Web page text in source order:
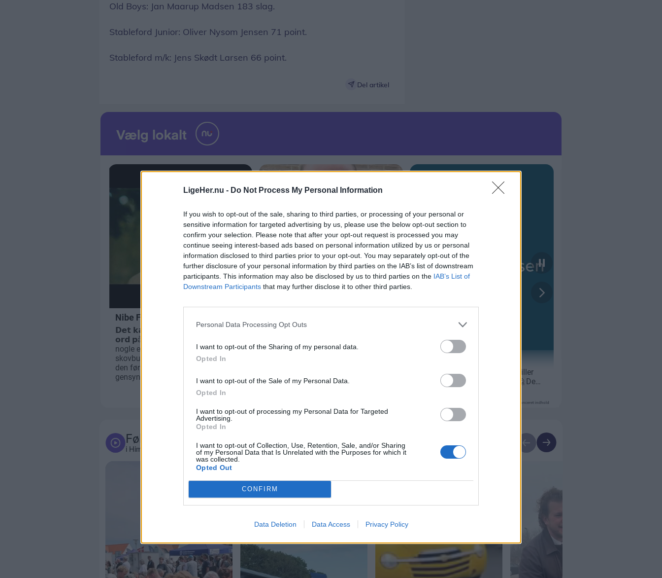
LigeHer.nu - Do Not Process My Personal Information
If you wish to opt-out of the sale, sharing to third parties, or processing of your personal or
sensitive information for targeted advertising by us, please use the below opt-out section to
confirm your selection. Please note that after your opt-out request is processed you may
continue seeing interest-based ads based on personal information utilized by us or personal
information disclosed to third parties prior to your opt-out. You may separately opt-out of the
further disclosure of your personal information by third parties on the IAB’s list of downstream
participants. This information may also be disclosed by us to third parties on the IAB’s List of
Downstream Participants that may further disclose it to other third parties.
Personal Data Processing Opt Outs
I want to opt-out of the Sharing of my personal data.
Opted In
I want to opt-out of the Sale of my Personal Data.
Opted In
I want to opt-out of processing my Personal Data for Targeted
Advertising.
Opted In
I want to opt-out of Collection, Use, Retention, Sale, and/or Sharing
of my Personal Data that Is Unrelated with the Purposes for which it
was collected.
Opted Out
CONFIRM
Data Deletion Data Access Privacy Policy
Old Boys: Jan Maarup Madsen 183 slag.
Stableford Junior: Oliver Nysom Jensen 71 point.
Stableford m/k: Jens Skødt Larsen 66 point.
Del artikel
Annonceret indhold
Følg med
i Himmerland